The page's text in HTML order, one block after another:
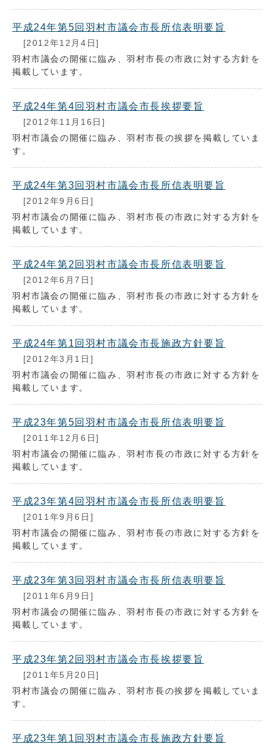
平成24年第5回羽村市議会市長所信表明要旨
[2012年12月4日]
羽村市議会の開催に臨み、羽村市長の市政に対する方針を
掲載しています。
平成24年第4回羽村市議会市長挨拶要旨
[2012年11月16日]
羽村市議会の開催に臨み、羽村市長の挨拶を掲載していま
す。
平成24年第3回羽村市議会市長所信表明要旨
[2012年9月6日]
羽村市議会の開催に臨み、羽村市長の市政に対する方針を
掲載しています。
平成24年第2回羽村市議会市長所信表明要旨
[2012年6月7日]
羽村市議会の開催に臨み、羽村市長の市政に対する方針を
掲載しています。
平成24年第1回羽村市議会市長施政方針要旨
[2012年3月1日]
羽村市議会の開催に臨み、羽村市長の市政に対する方針を
掲載しています。
平成23年第5回羽村市議会市長所信表明要旨
[2011年12月6日]
羽村市議会の開催に臨み、羽村市長の市政に対する方針を
掲載しています。
平成23年第4回羽村市議会市長所信表明要旨
[2011年9月6日]
羽村市議会の開催に臨み、羽村市長の市政に対する方針を
掲載しています。
平成23年第3回羽村市議会市長所信表明要旨
[2011年6月9日]
羽村市議会の開催に臨み、羽村市長の市政に対する方針を
掲載しています。
平成23年第2回羽村市議会市長挨拶要旨
[2011年5月20日]
羽村市議会の開催に臨み、羽村市長の挨拶を掲載していま
す。
平成23年第1回羽村市議会市長施政方針要旨